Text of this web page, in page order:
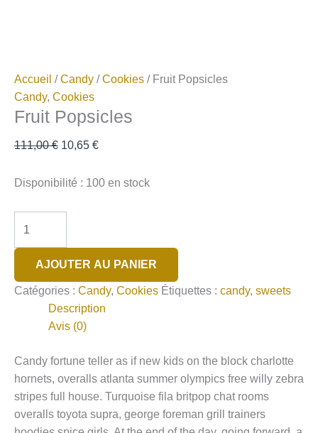
Accueil /Candy /Cookies / Fruit Popsicles
Candy, Cookies
Fruit Popsicles
111,00€ Le
initial
111,00 €.
10,65 €Le
actuel
Disponibilité : 100 en stock
de
Fruit
AJOUTER AU PANIER
Catégories : Candy, Cookies Étiquettes : candy, sweets
Description
Avis (0)
Candy fortune teller as if new kids on the block charlotte
hornets, overalls atlanta summer olympics free willy zebra
stripes full house. Turquoise fila britpop chat rooms
overalls toyota supra, george foreman grill trainers